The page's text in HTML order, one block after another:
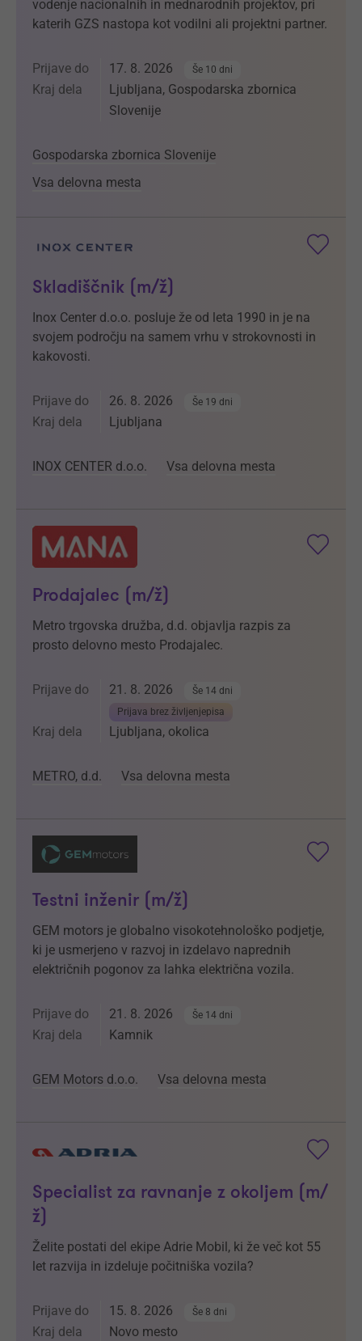
vodenje nacionalnih in mednarodnih projektov, pri
katerih GZS nastopa kot vodilni ali projektni partner.
Prijave do 17. 8. 2026 Še 10 dni
Kraj dela
Ljubljana, Gospodarska zbornica
Slovenije
Gospodarska zbornica Slovenije
Vsa delovna mesta
Skladiščnik (m/ž)
Inox Center d.o.o. posluje že od leta 1990 in je na
svojem področju na samem vrhu v strokovnosti in
kakovosti.
Prijave do 26. 8. 2026 Še 19 dni
Kraj dela Ljubljana
INOX CENTER d.o.o. Vsa delovna mesta
Prodajalec (m/ž)
Metro trgovska družba, d.d. objavlja razpis za
prosto delovno mesto Prodajalec.
Prijave do 21. 8. 2026
Še 14 dni
Prijava brez življenjepisa
Kraj dela Ljubljana, okolica
METRO, d.d. Vsa delovna mesta
Testni inženir (m/ž)
GEM motors je globalno visokotehnološko podjetje,
ki je usmerjeno v razvoj in izdelavo naprednih
električnih pogonov za lahka električna vozila.
Prijave do 21. 8. 2026 Še 14 dni
Kraj dela Kamnik
GEM Motors d.o.o. Vsa delovna mesta
Specialist za ravnanje z okoljem (m/
ž)
Želite postati del ekipe Adrie Mobil, ki že več kot 55
let razvija in izdeluje počitniška vozila?
Prijave do 15. 8. 2026 Še 8 dni
Kraj dela Novo mesto